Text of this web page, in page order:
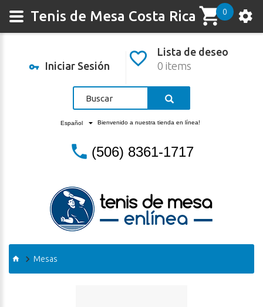
Iniciar Sesión
Lista de deseo
0 items
0
Español Bienvenido a nuestra tienda en línea!
(506) 8361-1717
Mesas
Tenis de Mesa Costa Rica